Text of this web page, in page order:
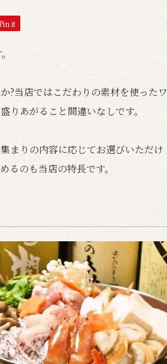
it
?当店ではこだわりの素材を使ったワ
りあがること間違いなしです。
まりの内容に応じてお選びいただけ
るのも当店の特長です。